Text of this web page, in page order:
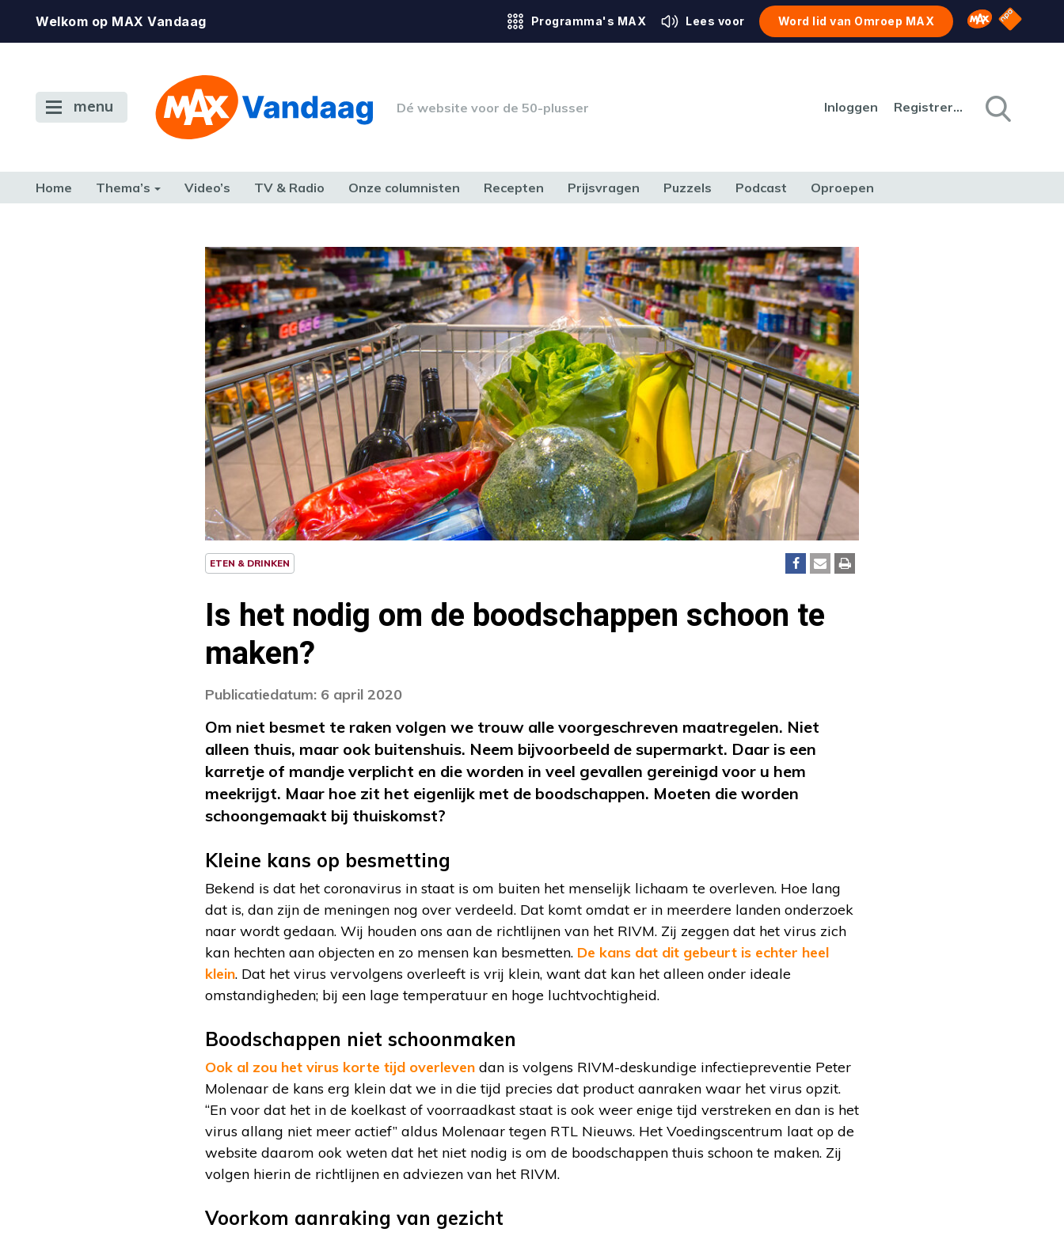
Welkom op MAX Vandaag Programma's MAX Lees voor Word lid van Omroep MAX Omroep MAX
NPO
menu Dé website voor de 50-plusser Inloggen Registreren
Home Thema’s Video’s TV & Radio Onze columnisten Recepten Prijsvragen Puzzels Podcast Oproepen
ETEN & DRINKEN
Is het nodig om de boodschappen schoon te
maken?
Publicatiedatum: 6 april 2020
Om niet besmet te raken volgen we trouw alle voorgeschreven maatregelen. Niet
alleen thuis, maar ook buitenshuis. Neem bijvoorbeeld de supermarkt. Daar is een
karretje of mandje verplicht en die worden in veel gevallen gereinigd voor u hem
meekrijgt. Maar hoe zit het eigenlijk met de boodschappen. Moeten die worden
schoongemaakt bij thuiskomst?
Kleine kans op besmetting
Bekend is dat het coronavirus in staat is om buiten het menselijk lichaam te overleven. Hoe lang
dat is, dan zijn de meningen nog over verdeeld. Dat komt omdat er in meerdere landen onderzoek
naar wordt gedaan. Wij houden ons aan de richtlijnen van het RIVM. Zij zeggen dat het virus zich
kan hechten aan objecten en zo mensen kan besmetten. De kans dat dit gebeurt is echter heel
klein. Dat het virus vervolgens overleeft is vrij klein, want dat kan het alleen onder ideale
omstandigheden; bij een lage temperatuur en hoge luchtvochtigheid.
Boodschappen niet schoonmaken
Ook al zou het virus korte tijd overleven dan is volgens RIVM-deskundige infectiepreventie Peter
Molenaar de kans erg klein dat we in die tijd precies dat product aanraken waar het virus opzit.
“En voor dat het in de koelkast of voorraadkast staat is ook weer enige tijd verstreken en dan is het
virus allang niet meer actief” aldus Molenaar tegen RTL Nieuws. Het Voedingscentrum laat op de
website daarom ook weten dat het niet nodig is om de boodschappen thuis schoon te maken. Zij
volgen hierin de richtlijnen en adviezen van het RIVM.
Voorkom aanraking van gezicht